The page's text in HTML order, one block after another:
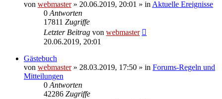
von webmaster» 20.06.2019, 20:01 » in Aktuelle Ereignisse
0 Antworten
17811 Zugriffe
Letzter Beitrag von webmaster
20.06.2019, 20:01
Gästebuch
von webmaster» 28.03.2019, 17:50 » in Forums-Regeln und
Mitteilungen
0 Antworten
42286 Zugriffe